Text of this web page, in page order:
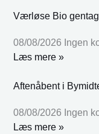
Værløse Bio
08/08/2026 Ingen
Læs mere »
Aftenåbent i
08/08/2026 Ingen
Læs mere »